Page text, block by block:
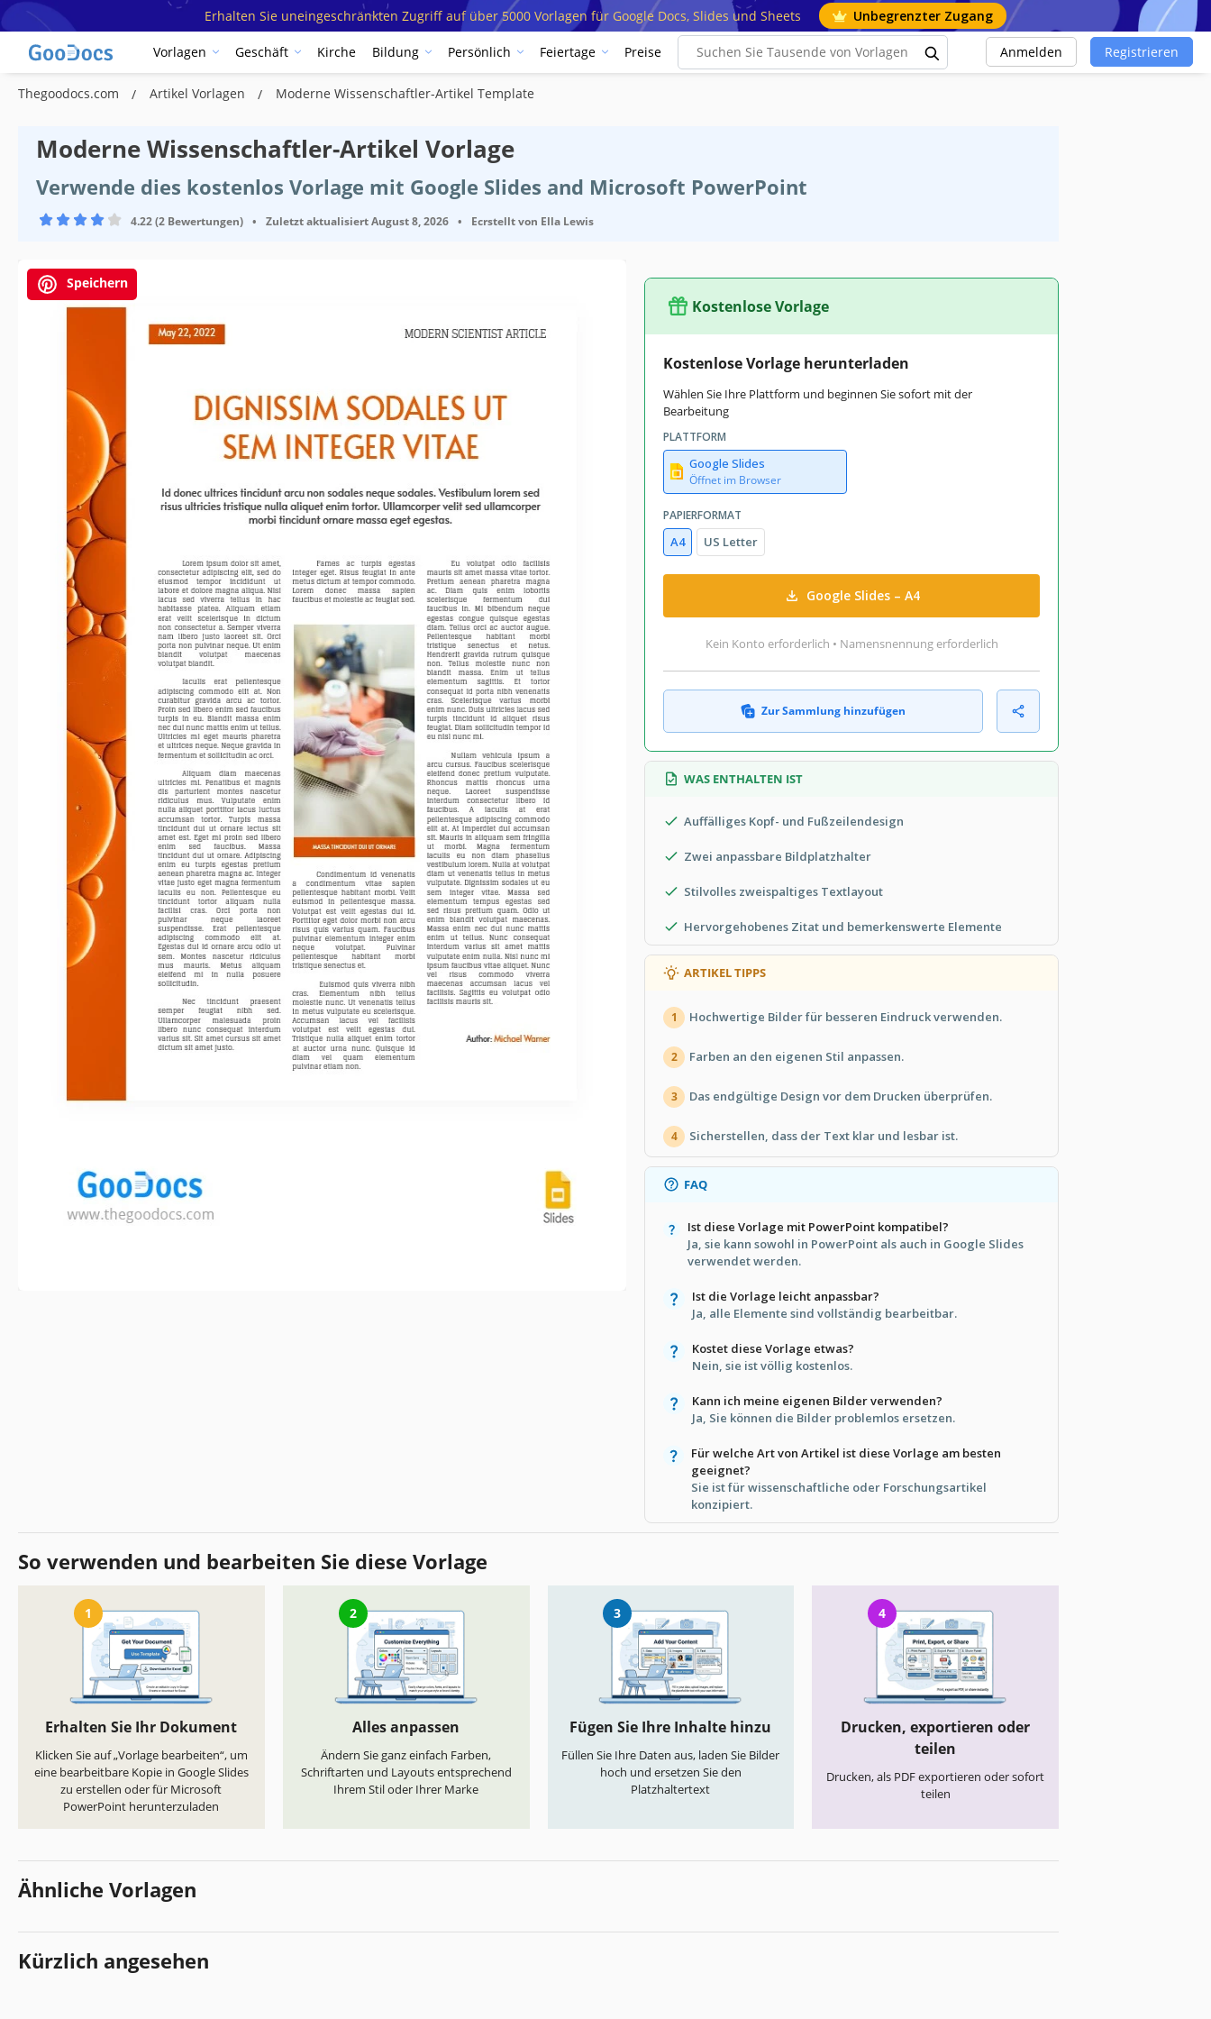
Erhalten Sie uneingeschränkten Zugriff auf über 5000 Vorlagen für Google Docs, Slides und Sheets Unbegrenzter Zugang
Vorlagen Geschäft Kirche Bildung Persönlich Feiertage Preise Anmelden Registrieren
Thegoodocs.com Artikel Vorlagen Moderne Wissenschaftler-Artikel Template
Moderne Wissenschaftler-Artikel Vorlage
Verwende dies kostenlos Vorlage mit Google Slides and Microsoft PowerPoint
4.22 (2 Bewertungen) • Zuletzt aktualisiertAugust 8, 2026 • Ecrstellt von Ella Lewis
Speichern
Vorlagenspezifikationen
Zuletzt aktualisiert
Zu Sammlungen hinzugefügt von 12 Nutzer
Nutzungsstatistiken
1 Downloads in diesem Monat
Über diese Vorlage
Wissenschaftliche Artikel können ziemlich aufregend und voller nützlicher Informationen sein. Aber
wenn Sie möchten, dass Ihr Artikel beliebt wird, müssen Sie ihn auf einem gut gestalteten Papier
präsentieren. Wie wäre es mit unserer fertigen Vorlage? Sie verfügt über ein herausragendes
Design, das Ihnen helfen wird, die Aufmerksamkeit derjenigen zu erregen, die am Inhalt Ihres
Artikels interessiert sein könnten. Nutzen Sie sie kostenlos und machen Sie Ihre Veröffentlichungen
berühmt.
Kostenlose Vorlage
Kostenlose Vorlage herunterladen
Wählen Sie Ihre Plattform und beginnen Sie sofort mit der
Bearbeitung
PLATTFORM
Google Slides
Öffnet im Browser
PAPIERFORMAT
A4 US Letter
Google Slides – A4
Kein Konto erforderlich • Namensnennung erforderlich
Zur Sammlung hinzufügen
WAS ENTHALTEN IST
Auffälliges Kopf- und Fußzeilendesign
Zwei anpassbare Bildplatzhalter
Stilvolles zweispaltiges Textlayout
Hervorgehobenes Zitat und bemerkenswerte Elemente
ARTIKEL TIPPS
1 Hochwertige Bilder für besseren Eindruck verwenden.
2 Farben an den eigenen Stil anpassen.
3 Das endgültige Design vor dem Drucken überprüfen.
4 Sicherstellen, dass der Text klar und lesbar ist.
FAQ
Ist diese Vorlage mit PowerPoint kompatibel?
Ja, sie kann sowohl in PowerPoint als auch in Google Slides
verwendet werden.
Ist die Vorlage leicht anpassbar?
Ja, alle Elemente sind vollständig bearbeitbar.
Kostet diese Vorlage etwas?
Nein, sie ist völlig kostenlos.
Kann ich meine eigenen Bilder verwenden?
Ja, Sie können die Bilder problemlos ersetzen.
Für welche Art von Artikel ist diese Vorlage am besten
geeignet?
Sie ist für wissenschaftliche oder Forschungsartikel
konzipiert.
So verwenden und bearbeiten Sie diese Vorlage
1
Erhalten Sie Ihr Dokument
Klicken Sie auf „Vorlage bearbeiten“, um
eine bearbeitbare Kopie in Google Slides
zu erstellen oder für Microsoft
PowerPoint herunterzuladen
2
Alles anpassen
Ändern Sie ganz einfach Farben,
Schriftarten und Layouts entsprechend
Ihrem Stil oder Ihrer Marke
3
Fügen Sie Ihre Inhalte hinzu
Füllen Sie Ihre Daten aus, laden Sie Bilder
hoch und ersetzen Sie den
Platzhaltertext
4
Drucken, exportieren oder
teilen
Drucken, als PDF exportieren oder sofort
teilen
Ähnliche Vorlagen
Kürzlich angesehen